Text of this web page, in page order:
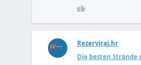
Rezerviraj.hr
Die besten Strände